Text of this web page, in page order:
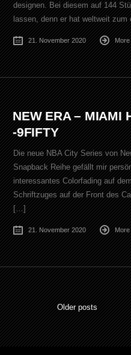
designen. Bei diesem auf 144
lassen, denn er hat weltweit
21. November 2020 More
NEW ERA – MIAMI
-9FIFTY
Die neue NBA City Series von
Snapback Reihe gefällt mir
interessantes Colorfading auf
Schriftzuges auf der Front des
[…]
21. November 2020 More
Older posts